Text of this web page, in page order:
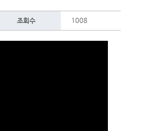
조회수 1008